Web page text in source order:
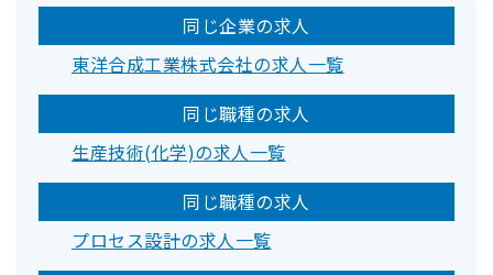
同じ企業の求人
東洋合成工業株式会社の求人一覧
同じ職種の求人
生産技術(化学)の求人一覧
同じ職種の求人
プロセス設計の求人一覧